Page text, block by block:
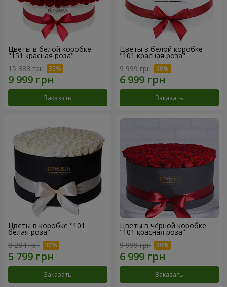
Цветы в белой коробке
"151 красная роза"
15 383 грн
Заказать
Цветы в белой коробке
"101 красная роза"
9 999 грн
Заказать
Цветы в коробке "101
белая роза"
8 284 грн
Заказать
Цветы в чёрной коробке
"101 красная роза"
9 999 грн
Заказать